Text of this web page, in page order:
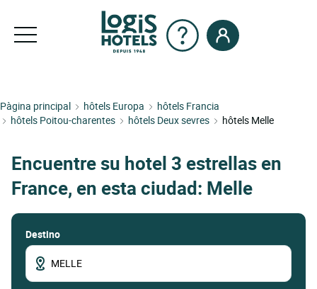
Pàgina principal hôtels Europa
hôtels Francia
hôtels Poitou-charentes
hôtels Deux sevres hôtels Melle
Encuentre su hotel 3 estrellas en
France, en esta ciudad: Melle
Destino